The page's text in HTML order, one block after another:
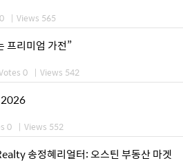
| Views 565
프리미엄 가전”
0 | Views 542
2026
0 | Views 552
송정혜리얼터: 오스틴 부동산 마겟